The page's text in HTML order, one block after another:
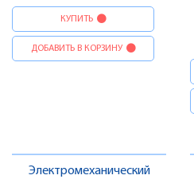
КУПИТЬ
ДОБАВИТЬ В КОРЗИНУ
Электромеханический